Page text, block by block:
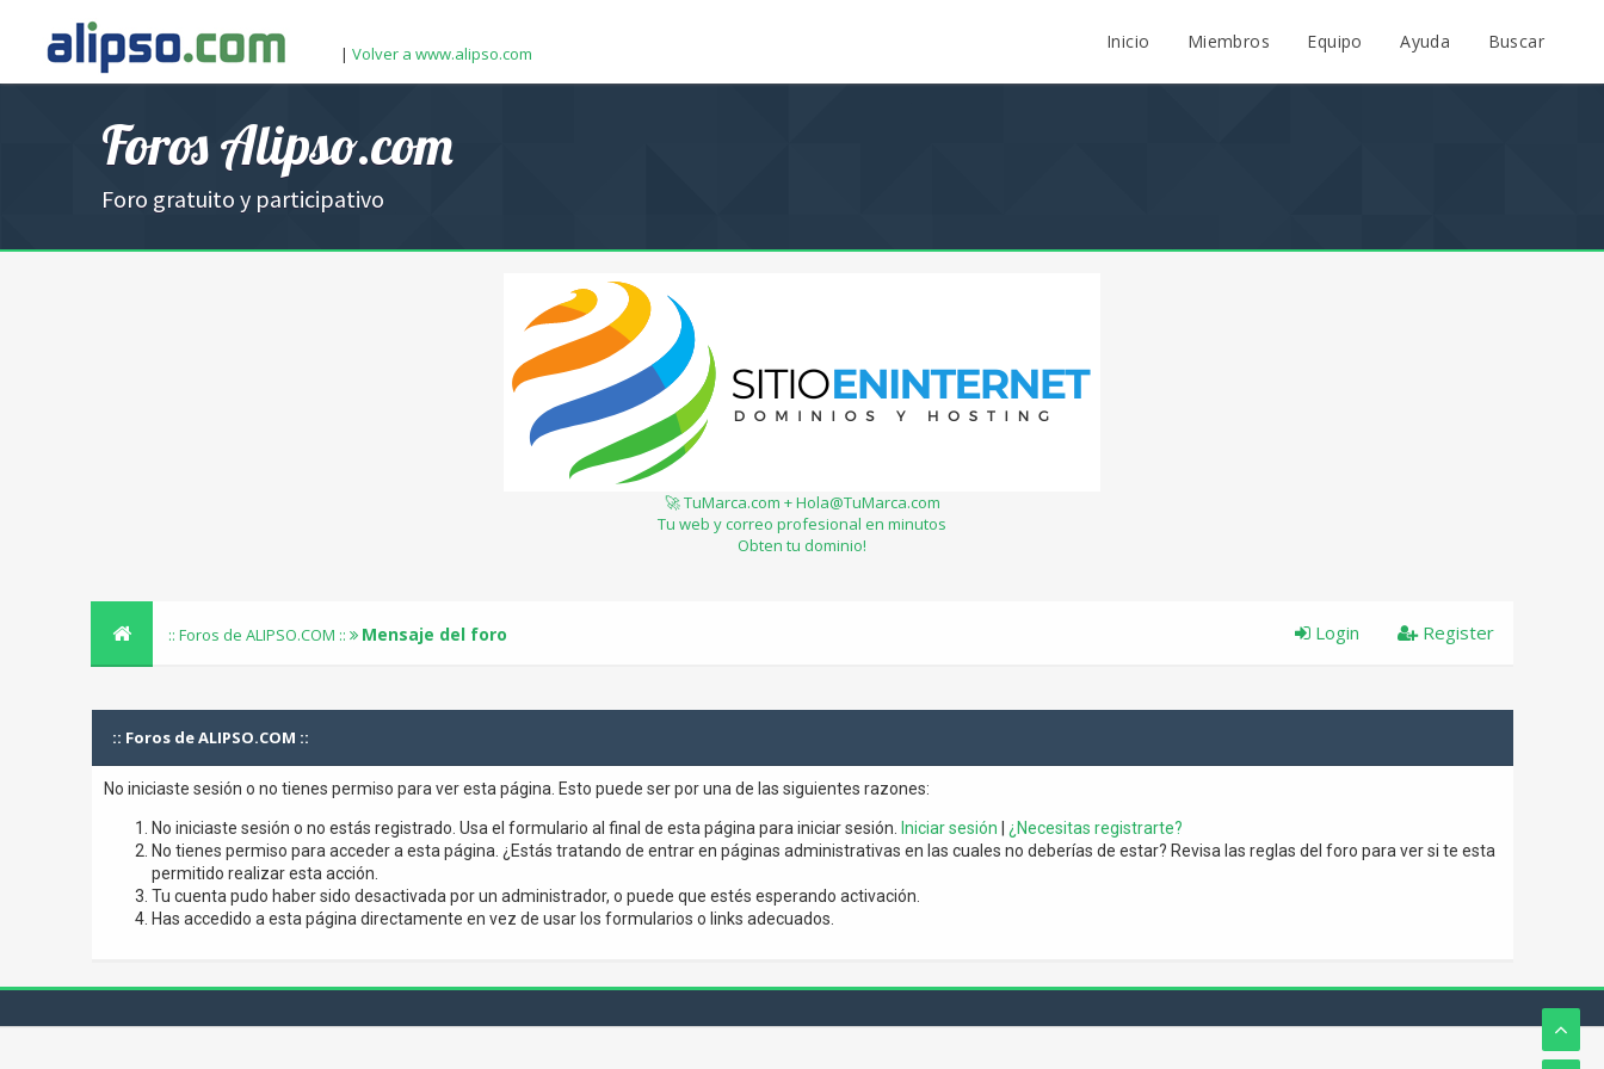
| Volver a www.alipso.com
Inicio Miembros Equipo Ayuda Buscar
Foros Alipso.com
Foro gratuito y participativo
🚀 TuMarca.com + Hola@TuMarca.com
Tu web y correo profesional en minutos
Obten tu dominio!
:: Foros de ALIPSO.COM :: Mensaje del foro Register
Login
:: Foros de ALIPSO.COM ::
No iniciaste sesión o no tienes permiso para ver esta página. Esto puede ser por una de las siguientes razones:
No iniciaste sesión o no estás registrado. Usa el formulario al final de esta página para iniciar sesión. Iniciar sesión
¿Necesitas registrarte?
No tienes permiso para acceder a esta página. ¿Estás tratando de entrar en páginas administrativas en las cuales no deberías de estar? Revisa las reglas del foro para ver si te esta
permitido realizar esta acción.
Tu cuenta pudo haber sido desactivada por un administrador, o puede que estés esperando activación.
Has accedido a esta página directamente en vez de usar los formularios o links adecuados.